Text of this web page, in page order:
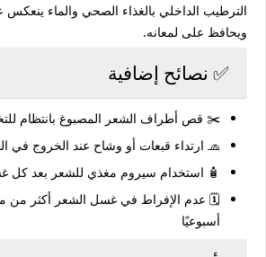
الترطيب الداخلي بالغذاء الصحي والماء
ويحافظ على لمعانه.
✅ نصائح إضافية
✂️ قص أطراف الشعر المصبوغ بانتظام
🧢 ارتداء قبعات أو وشاح عند الخروج في
🧴 استخدام سيروم مغذي للشعر بعد كل
🗓️ عدم الإفراط في غسل الشعر أكثر من
أسبوعيًا